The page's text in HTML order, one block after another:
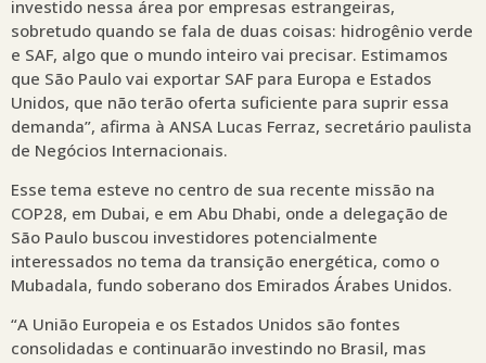
investido nessa área por empresas estrangeiras,
sobretudo quando se fala de duas coisas: hidrogênio verde
e SAF, algo que o mundo inteiro vai precisar. Estimamos
que São Paulo vai exportar SAF para Europa e Estados
Unidos, que não terão oferta suficiente para suprir essa
demanda”, afirma à ANSA Lucas Ferraz, secretário paulista
de Negócios Internacionais.
Esse tema esteve no centro de sua recente missão na
COP28, em Dubai, e em Abu Dhabi, onde a delegação de
São Paulo buscou investidores potencialmente
interessados no tema da transição energética, como o
Mubadala, fundo soberano dos Emirados Árabes Unidos.
“A União Europeia e os Estados Unidos são fontes
consolidadas e continuarão investindo no Brasil, mas